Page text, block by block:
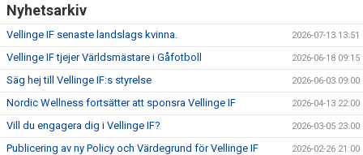
Nyhetsarkiv
Vellinge IF senaste landslags kvinna. 2026-07-13 13:51
Vellinge IF tjejer Världsmästare i Gåfotboll 2026-06-18 09:15
Säg hej till Vellinge IF:s styrelse 2026-06-03 09:00
Nordic Wellness fortsätter att sponsra Vellinge IF 2026-04-13 22:00
Vill du engagera dig i Vellinge IF? 2026-03-05 23:00
Publicering av ny Policy och Värdegrund för Vellinge IF 2026-02-26 21:00